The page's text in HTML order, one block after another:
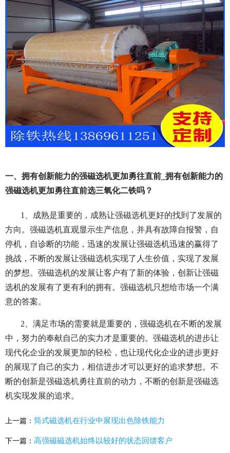
一、拥有创新能力的强磁选机更加勇往直前_拥有创新能力的
强磁选机更加勇往直前选三氧化二铁吗？
1、成熟是重要的，成熟让强磁选机更好的找到了发展的
方向。强磁选机直观显示生产信息，并具有故障自报警，自
停机，自诊断的功能，迅速的发展让强磁选机迅速的赢得了
挑战，不断的发展让强磁选机实现了人生价值，实现了发展
的梦想。强磁选机的发展让客户有了新的体验，创新让强磁
选机的发展有了更有利的拥有。强磁选机只想给市场一个满
意的答案。
2、满足市场的需要就是重要的，强磁选机在不断的发展
中，努力的奉献自己的实力才是重要的。强磁选机的进步让
现代化企业的发展更加的轻松，也让现代化企业的进步更好
的展现了自己的实力，相信进步才可以更好的追求梦想。不
断的创新是强磁选机勇往直前的动力，不断的创新是强磁选
机实现发展的追求。
上一篇： 筒式磁选机在行业中展现出色除铁能力
下一篇： 高强磁磁选机始终以较好的状态回馈客户